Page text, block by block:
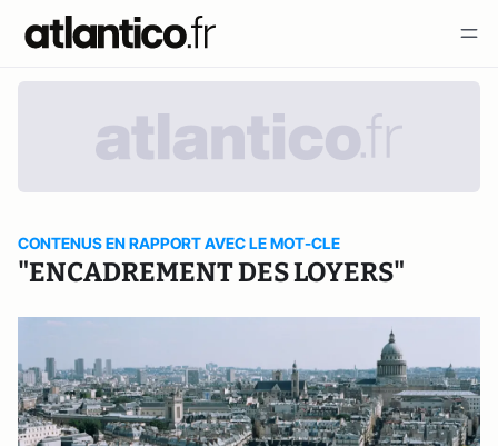
CONTENUS EN RAPPORT AVEC LE MOT-CLE
"ENCADREMENT DES LOYERS"